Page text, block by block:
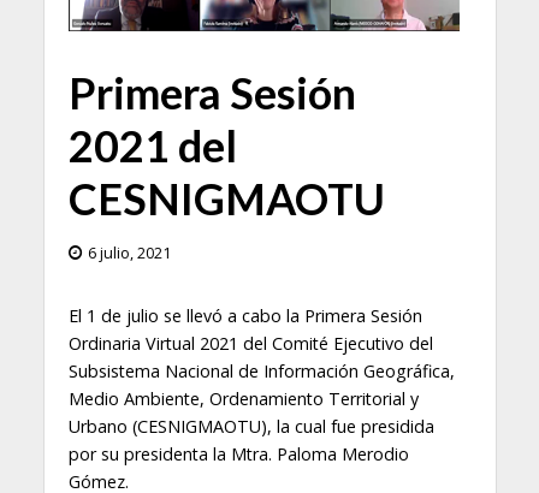
Primera Sesión
2021 del
CESNIGMAOTU
6 julio, 2021
El 1 de julio se llevó a cabo la Primera Sesión
Ordinaria Virtual 2021 del Comité Ejecutivo del
Subsistema Nacional de Información Geográfica,
Medio Ambiente, Ordenamiento Territorial y
Urbano (CESNIGMAOTU), la cual fue presidida
por su presidenta la Mtra. Paloma Merodio
Gómez.